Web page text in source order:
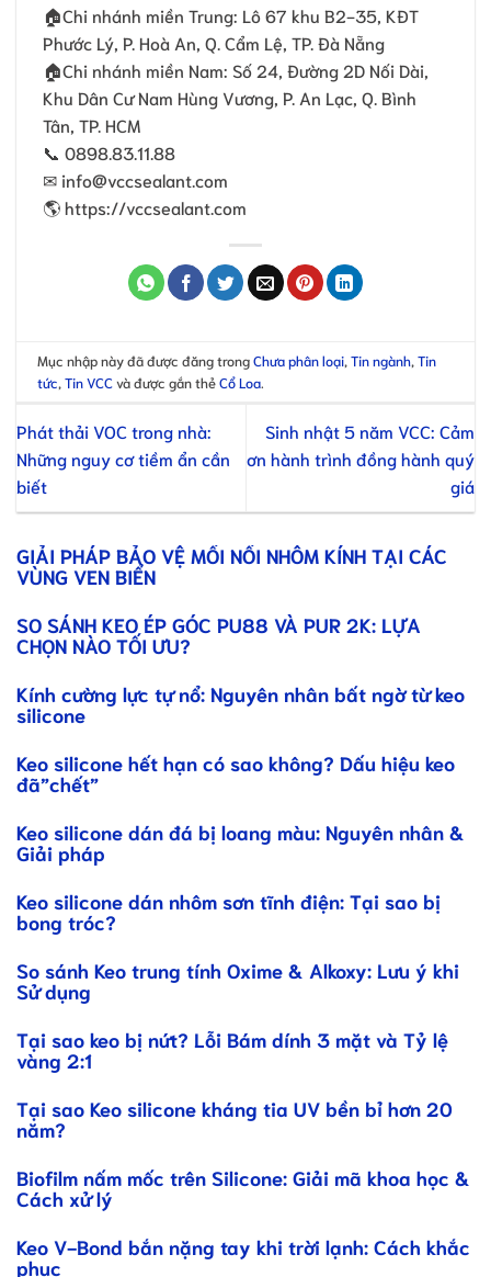
🏠Chi nhánh miền Trung: Lô 67 khu B2-35, KĐT
Phước Lý, P. Hoà An, Q. Cẩm Lệ, TP. Đà Nẵng
🏠Chi nhánh miền Nam: Số 24, Ðường 2D Nối Dài,
Khu Dân Cư Nam Hùng Vương, P. An Lạc, Q. Bình
Tân, TP. HCM
📞 0898.83.11.88
✉ info@vccsealant.com
🌎 https://vccsealant.com
Mục nhập này đã được đăng trongChưa phân loại,Tin ngành,Tin
tức,Tin VCCvà được gắn thẻCổ Loa.
Phát thải VOC trong nhà:
Những nguy cơ tiềm ẩn cần
biết
Sinh nhật 5 năm VCC: Cảm
ơn hành trình đồng hành quý
giá
GIẢI PHÁP BẢO VỆ MỐI NỐI NHÔM KÍNH TẠI CÁC
VÙNG VEN BIỂN
SO SÁNH KEO ÉP GÓC PU88 VÀ PUR 2K: LỰA
CHỌN NÀO TỐI ƯU?
Kính cường lực tự nổ: Nguyên nhân bất ngờ từ keo
silicone
Keo silicone hết hạn có sao không? Dấu hiệu keo
đã”chết”
Keo silicone dán đá bị loang màu: Nguyên nhân &
Giải pháp
Keo silicone dán nhôm sơn tĩnh điện: Tại sao bị
bong tróc?
So sánh Keo trung tính Oxime & Alkoxy: Lưu ý khi
Sử dụng
Tại sao keo bị nứt? Lỗi Bám dính 3 mặt và Tỷ lệ
vàng 2:1
Tại sao Keo silicone kháng tia UV bền bỉ hơn 20
năm?
Biofilm nấm mốc trên Silicone: Giải mã khoa học &
Cách xử lý
Keo V-Bond bắn nặng tay khi trời lạnh: Cách khắc
phục